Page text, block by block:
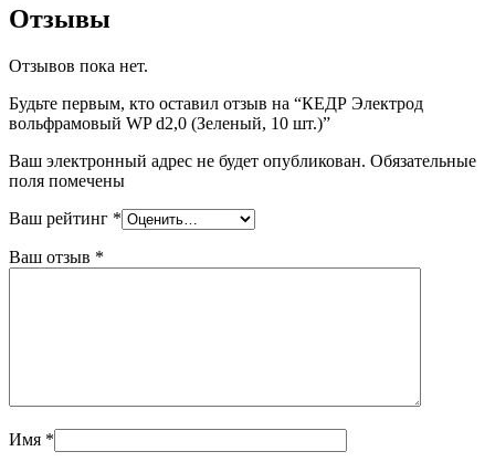
Отзывы
Отзывов пока нет.
Будьте первым, кто оставил отзыв на “КЕДР Электрод
вольфрамовый WP d2,0 (Зеленый, 10 шт.)”
Ваш электронный адрес не будет опубликован. Обязательные
поля помечены
Ваш рейтинг *
Ваш отзыв *
Имя *